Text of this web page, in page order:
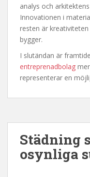
analys och
Innovationen i
resten är
bygger.
I slutändan är
entreprenadbolag
representerar en
Städning
osynliga